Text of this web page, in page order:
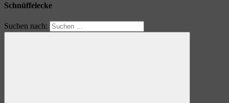
Schnüffelecke
Suchen nach: